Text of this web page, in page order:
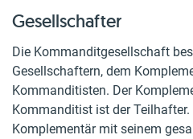
Gesellschafter
Die Kommanditgesellschaft
Gesellschaftern, dem
Kommanditisten. Der
Kommanditist ist der Teilhafter.
Komplementär mit seinem